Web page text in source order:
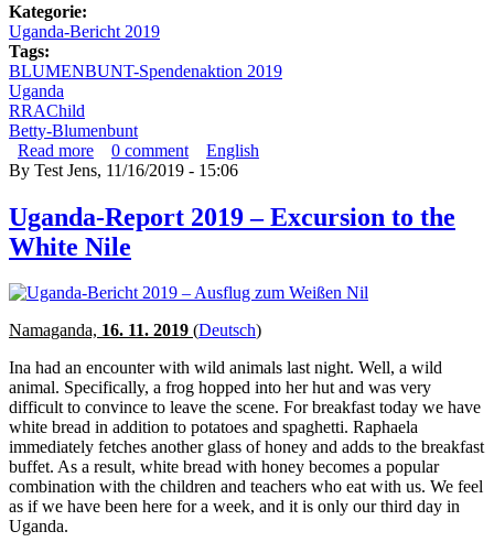
Kategorie:
Uganda-Bericht 2019
Tags:
BLUMENBUNT-Spendenaktion 2019
Uganda
RRAChild
Betty-Blumenbunt
Read more about Uganda-Bericht 2019 – Ausflug zum Weißen Nil
0 comment
English
By Test Jens, 11/16/2019 - 15:06
Uganda-Report 2019 – Excursion to the
White Nile
Namaganda, 16. 11. 2019 (Deutsch)
Ina had an encounter with wild animals last night. Well, a wild
animal. Specifically, a frog hopped into her hut and was very
difficult to convince to leave the scene. For breakfast today we have
white bread in addition to potatoes and spaghetti. Raphaela
immediately fetches another glass of honey and adds to the breakfast
buffet. As a result, white bread with honey becomes a popular
combination with the children and teachers who eat with us. We feel
as if we have been here for a week, and it is only our third day in
Uganda.